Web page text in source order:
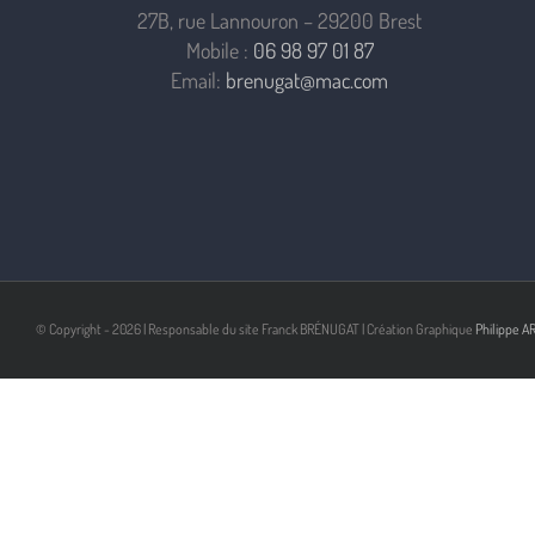
27B, rue Lannouron – 29200 Brest
Mobile : 06 98 97 01 87
Email: brenugat@mac.com
© Copyright - 2026 | Responsable du site Franck BRÉNUGAT | Création Graphique Philippe